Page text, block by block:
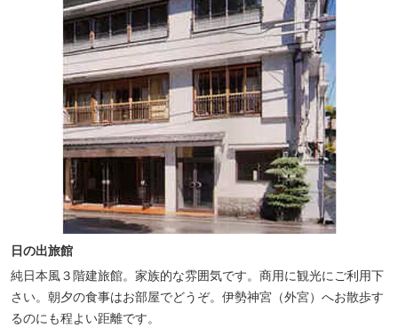
日の出旅館
純日本風３階建旅館。家族的な雰囲気です。商用に観光にご利用下
さい。朝夕の食事はお部屋でどうぞ。伊勢神宮（外宮）へお散歩す
るのにも程よい距離です。